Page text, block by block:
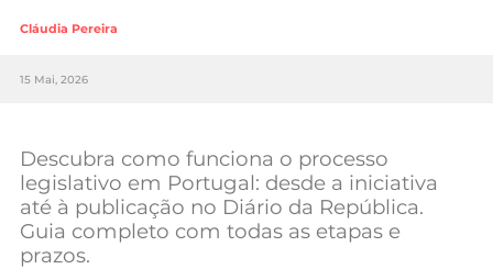
Lifestyle
Sociedade
Negócios
Mundial 2026
Cláudia Pereira
15 Mai, 2026
Descubra como funciona o processo
legislativo em Portugal: desde a iniciativa
até à publicação no Diário da República.
Guia completo com todas as etapas e
prazos.